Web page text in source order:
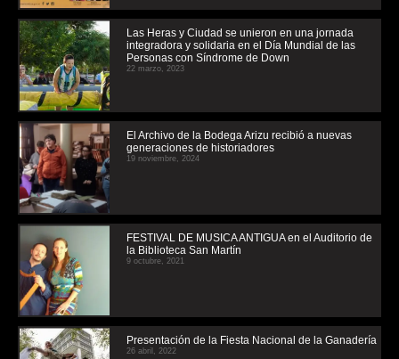
Las Heras y Ciudad se unieron en una jornada
integradora y solidaria en el Día Mundial de las
Personas con Síndrome de Down
22 marzo, 2023
El Archivo de la Bodega Arizu recibió a nuevas
generaciones de historiadores
19 noviembre, 2024
FESTIVAL DE MUSICA ANTIGUA en el Auditorio de
la Biblioteca San Martín
9 octubre, 2021
Presentación de la Fiesta Nacional de la Ganadería
26 abril, 2022